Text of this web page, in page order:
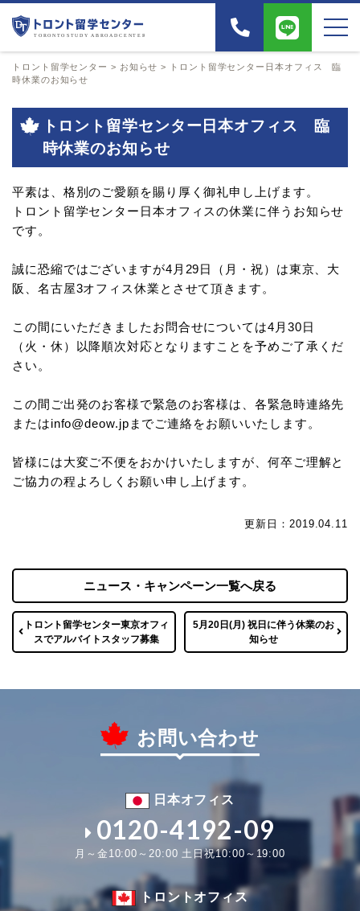
トロント留学センター > お知らせ >
トロント留学センター日本オフィス 臨
時休業のお知らせ
トロント留学センター日本オフィス 臨
時休業のお知らせ
平素は、格別のご愛願を賜り厚く御礼申し上げます。
トロント留学センター日本オフィスの休業に伴うお知らせ
です。
誠に恐縮ではございますが4月29日（月・祝）は東京、大
阪、名古屋3オフィス休業とさせて頂きます。
この間にいただきましたお問合せについては4月30日
（火・休）以降順次対応となりますことを予めご了承くだ
さい。
この間ご出発のお客様で緊急のお客様は、各緊急時連絡先
またはinfo@deow.jpまでご連絡をお願いいたします。
皆様には大変ご不便をおかけいたしますが、何卒ご理解と
ご協力の程よろしくお願い申し上げます。
更新日：2019.04.11
トロント留学センター東京オフィ
スでアルバイトスタッフ募集
ニュース・キャンペーン一覧へ戻る
5月20日(月) 祝日に伴う休業のお
知らせ
お問い合わせ
日本オフィス
0120-4192-09
月～金10:00～20:00 土日祝10:00～19:00
トロントオフィス